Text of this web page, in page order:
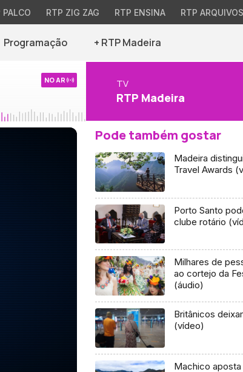
PALCO RTP ZIG ZAG RTP ENSINA RTP ARQUIVOS
Programação + RTP Madeira
NO AR TV
RTP Madeira
Pode também gostar
Madeira
Travel Awards
Porto Santo
clube rotário
Milhares de
ao cortejo da
(áudio)
Britânicos
(vídeo)
Machico